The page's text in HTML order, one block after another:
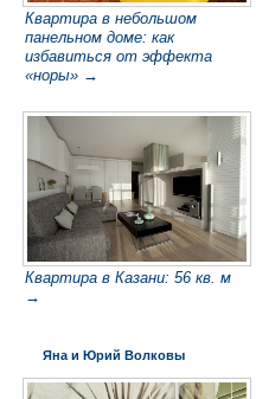
Квартира в небольшом
панельном доме: как
избавиться от эффекта
«норы» →
Квартира в Казани: 56 кв. м
→
Яна и Юрий Волковы